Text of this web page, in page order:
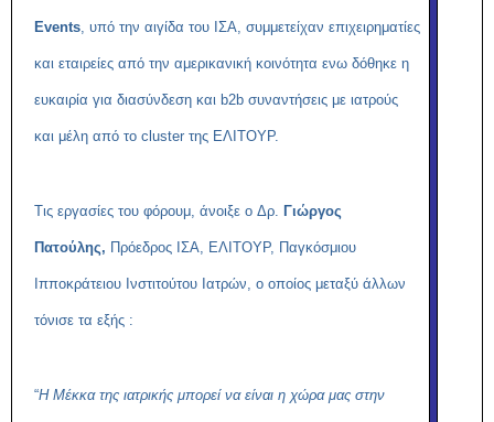
Events, υπό την αιγίδα του ΙΣΑ, συμμετείχαν επιχειρηματίες
και εταιρείες από την αμερικανική κοινότητα ενω δόθηκε η
ευκαιρία για διασύνδεση και b2b συναντήσεις με ιατρούς
και μέλη από το cluster της ΕΛΙΤΟΥΡ.
Τις εργασίες του φόρουμ, άνοιξε ο Δρ. Γιώργος
Πατούλης, Πρόεδρος ΙΣΑ, ΕΛΙΤΟΥΡ, Παγκόσμιου
Ιπποκράτειου Ινστιτούτου Ιατρών, ο οποίος μεταξύ άλλων
τόνισε τα εξής :
“Η Μέκκα της ιατρικής μπορεί να είναι η χώρα μας στην